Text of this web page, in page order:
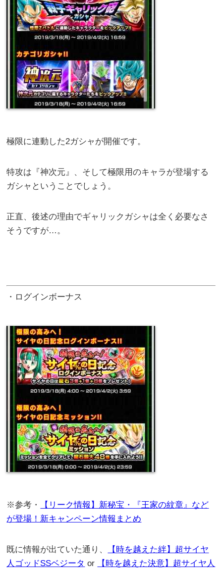
極限に連動した2ガシャが開催です。
特攻は『神次元』、そして極限用のキャラが登場する
ガシャということでしょう。
正直、後述の理由でギャリックガシャは全く必要なさ
そうですが…。
・ログインボーナス
※参考・
【リーク情報】新秘宝・『王家の紋章』など
が登場！新キャンペーン情報まとめ
既に情報が出ていた通り、
【時を越えた絆】超サイヤ
人ゴッドSSベジータ or
【時を越えた決意】超サイヤ人